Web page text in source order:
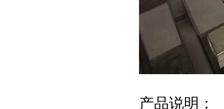
产品说明：